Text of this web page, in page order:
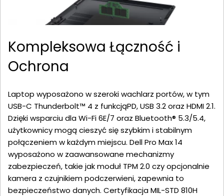
Kompleksowa Łączność i
Ochrona
Laptop wyposażono w szeroki wachlarz portów, w tym
USB-C Thunderbolt™ 4 z funkcjąPD, USB 3.2 oraz HDMI 2.1.
Dzięki wsparciu dla Wi-Fi 6E/7 oraz Bluetooth® 5.3/5.4,
użytkownicy mogą cieszyć się szybkim i stabilnym
połączeniem w każdym miejscu. Dell Pro Max 14
wyposażono w zaawansowane mechanizmy
zabezpieczeń, takie jak moduł TPM 2.0 czy opcjonalnie
kamera z czujnikiem podczerwieni, zapewnia to
bezpieczeństwo danych. Certyfikacja MIL-STD 810H